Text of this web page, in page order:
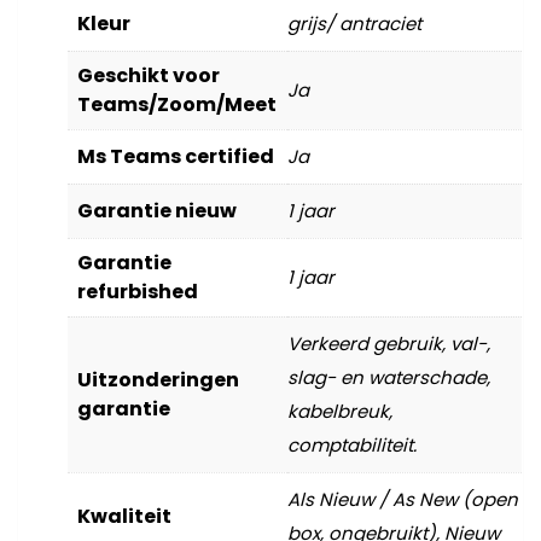
Kleur grijs/ antraciet
Geschikt voor
Teams/Zoom/Meet
Ja
Ms Teams certified Ja
Garantie nieuw 1 jaar
Garantie
refurbished
1 jaar
Uitzonderingen
garantie
Verkeerd gebruik, val-,
slag- en waterschade,
kabelbreuk,
comptabiliteit.
Kwaliteit
Als Nieuw / As New (open
box, ongebruikt), Nieuw